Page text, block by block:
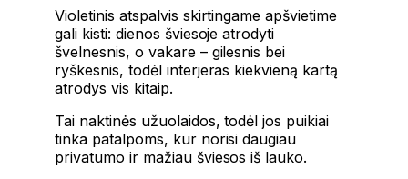
Violetinis atspalvis skirtingame apšvietime
gali kisti: dienos šviesoje atrodyti
švelnesnis, o vakare – gilesnis bei
ryškesnis, todėl interjeras kiekvieną kartą
atrodys vis kitaip.
Tai naktinės užuolaidos, todėl jos puikiai
tinka patalpoms, kur norisi daugiau
privatumo ir mažiau šviesos iš lauko.